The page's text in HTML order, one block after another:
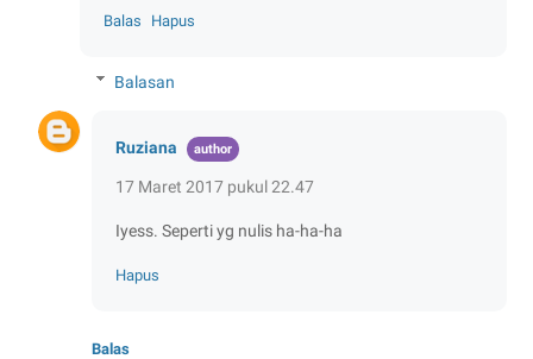
Balas Hapus
Balasan
Ruziana
17 Maret 2017 pukul 22.47
Iyess. Seperti yg nulis ha-ha-ha
Hapus
Balas